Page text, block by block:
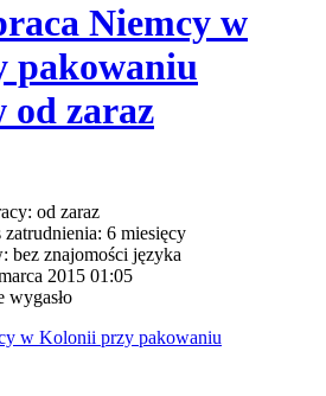
Niemcy w
pakowaniu
od zaraz
od zaraz
6 miesięcy
bez znajomości języka
2015 01:05
wygasło